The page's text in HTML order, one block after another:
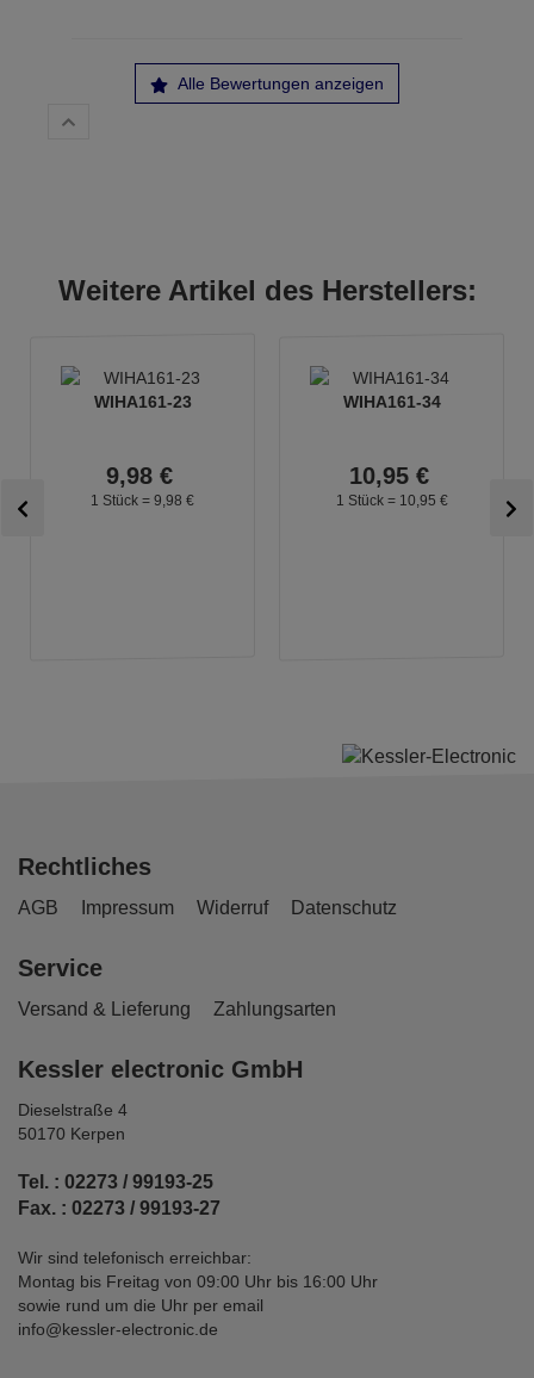
Alle Bewertungen anzeigen
Weitere Artikel des Herstellers:
WIHA161-23
9,98 €
1 Stück = 9, 98 €
WIHA161-34
10,95 €
1 Stück = 10, 95 €
Rechtliches
AGB Impressum Widerruf Datenschutz
Service
Versand & Lieferung Zahlungsarten
Kessler electronic GmbH
Dieselstraße 4
50170 Kerpen
Tel. : 02273 / 99193-25
Fax. : 02273 / 99193-27
Wir sind telefonisch erreichbar:
Montag bis Freitag von 09:00 Uhr bis 16:00 Uhr
sowie rund um die Uhr per email
info@kessler-electronic.de